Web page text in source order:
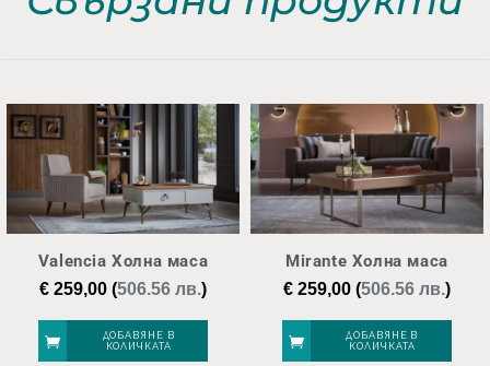
Valencia Холна маса
€ 259,00 (506.56 лв.)
ДОБАВЯНЕ В
КОЛИЧКАТА
Mirante Холна маса
€259,00(506.56 лв.)
ДОБАВЯНЕ В
КОЛИЧКАТА